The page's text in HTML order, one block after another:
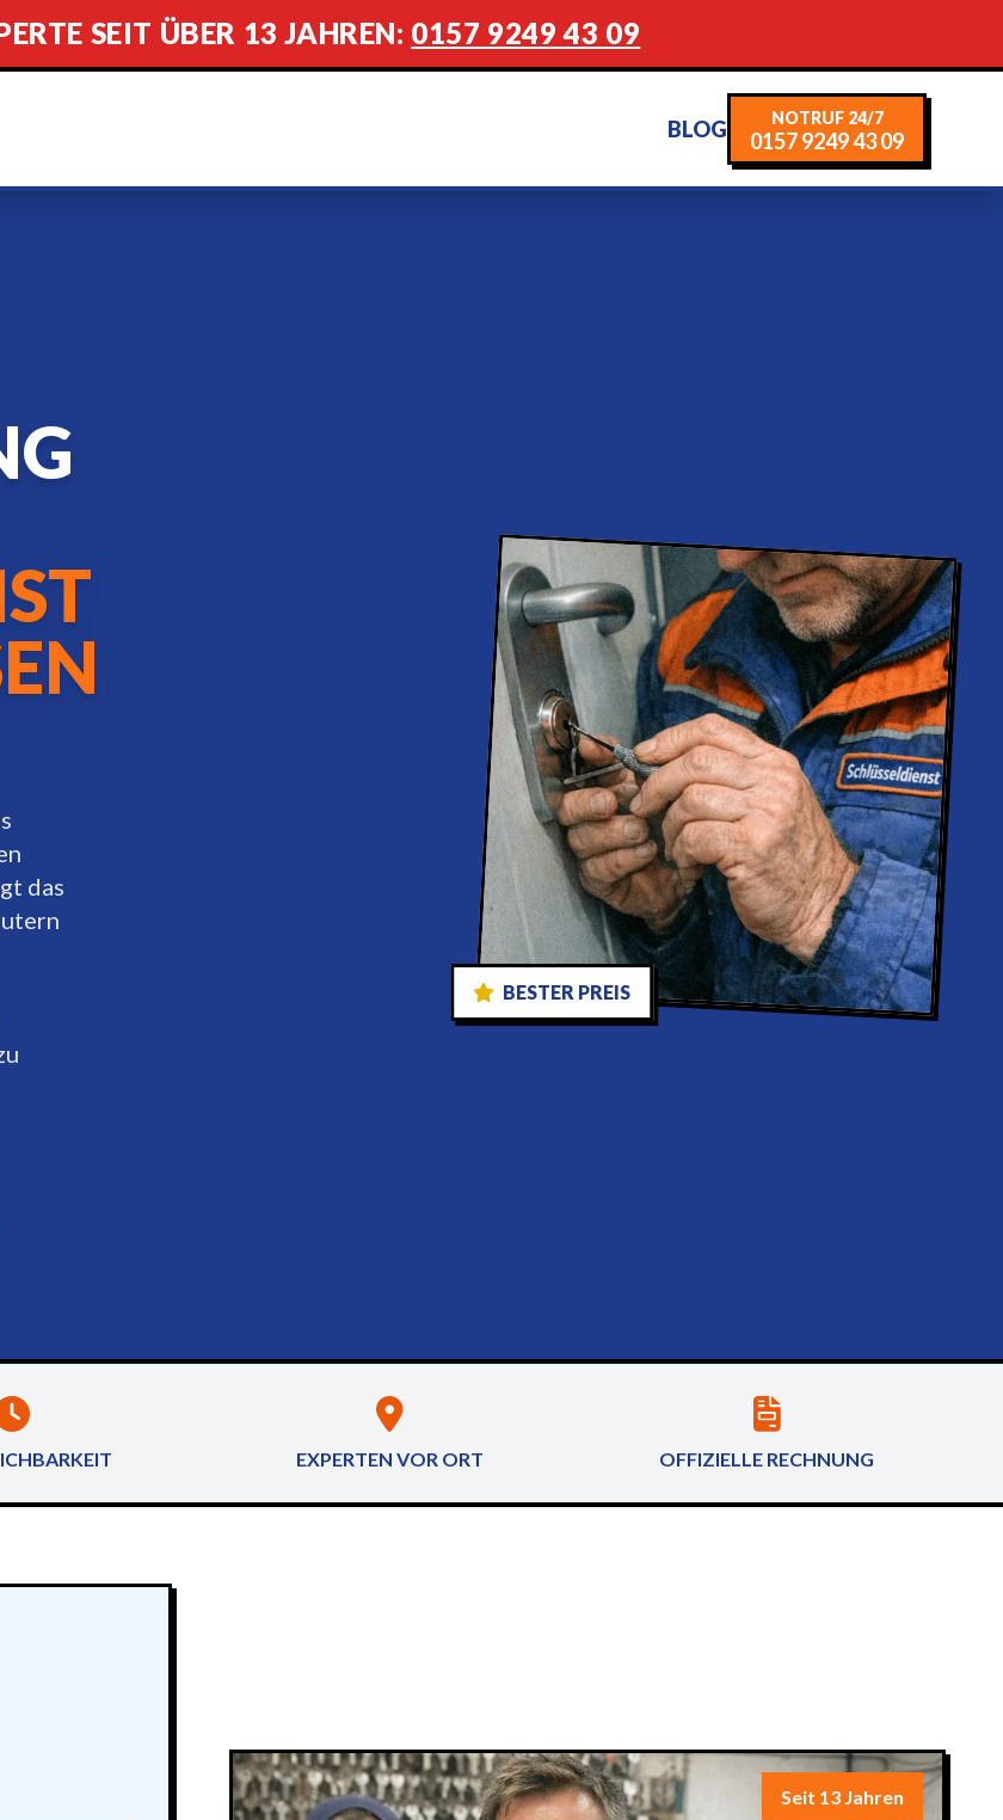
SEIT ÜBER 13 JAHREN: 0157 9249 43 09
BLOG NOTRUF 24/7
0157 9249 43 09
das
BESTER PREIS
EXPERTEN VOR ORT OFFIZIELLE RECHNUNG
Seit 13 Jahren